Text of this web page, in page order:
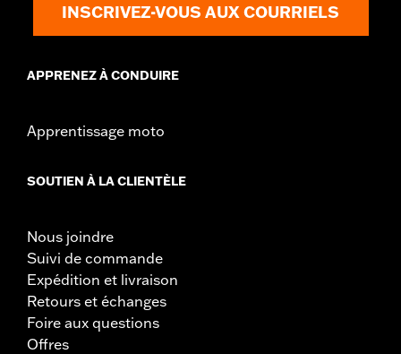
INSCRIVEZ-VOUS AUX COURRIELS
APPRENEZ À CONDUIRE
Apprentissage moto
SOUTIEN À LA CLIENTÈLE
Nous joindre
Suivi de commande
Expédition et livraison
Retours et échanges
Foire aux questions
Offres